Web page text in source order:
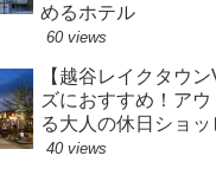
めるホテル
60 views
【越谷レイクタウ
ズにおすすめ！ア
る大人の休日ショ
40 views